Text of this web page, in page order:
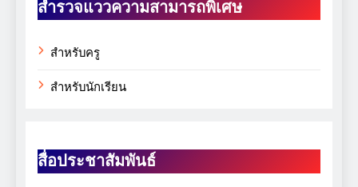
สำรวจแววความสามารถพิเศษ
สำหรับครู
สำหรับนักเรียน
สื่อประชาสัมพันธ์